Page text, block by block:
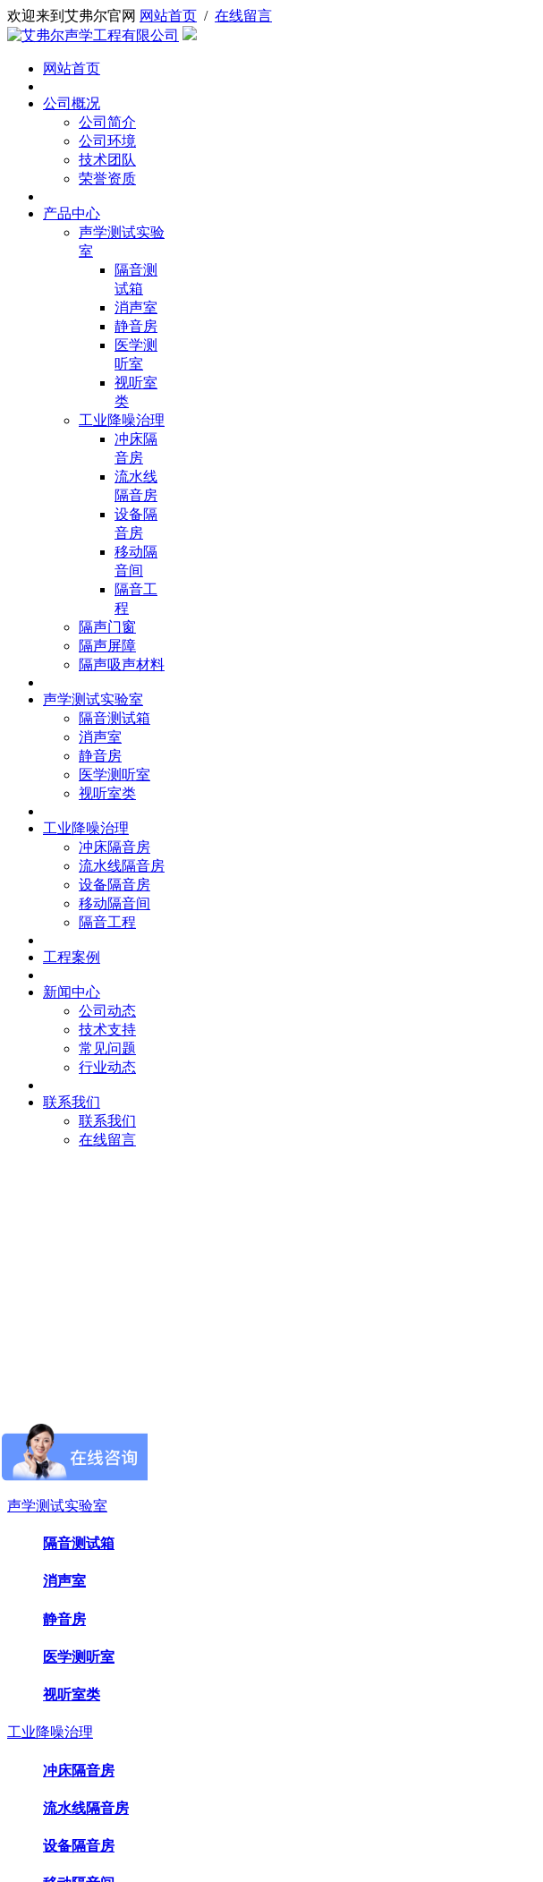
欢迎来到艾弗尔官网 网站首页 / 在线留言
网站首页
公司概况
公司简介
公司环境
技术团队
荣誉资质
产品中心
声学测试实验
室
隔音测
试箱
消声室
静音房
医学测
听室
视听室
类
工业降噪治理
冲床隔
音房
流水线
隔音房
设备隔
音房
移动隔
音间
隔音工
程
隔声门窗
隔声屏障
隔声吸声材料
声学测试实验室
隔音测试箱
消声室
静音房
医学测听室
视听室类
工业降噪治理
冲床隔音房
流水线隔音房
设备隔音房
移动隔音间
隔音工程
工程案例
新闻中心
公司动态
技术支持
常见问题
行业动态
联系我们
联系我们
在线留言
产品中心
声学测试实验室
隔音测试箱
消声室
静音房
医学测听室
视听室类
工业降噪治理
冲床隔音房
流水线隔音房
设备隔音房